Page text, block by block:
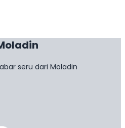
seru dari Moladin